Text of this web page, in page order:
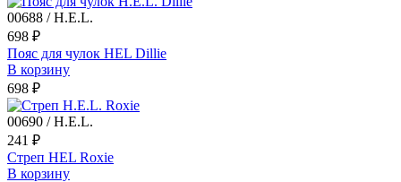
00688 / H.E.L.
698 ₽
Пояс для чулок HEL Dillie
В корзину
698 ₽
00690 / H.E.L.
241 ₽
Стреп HEL Roxie
В корзину